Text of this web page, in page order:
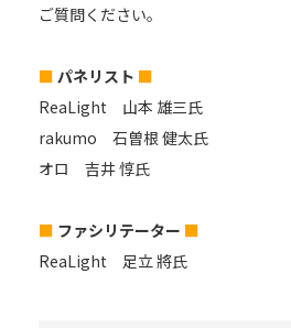
ご質問ください。
■ パネリスト ■
ReaLight 山本 雄三氏
rakumo 石曽根 健太氏
オロ 吉井 惇氏
■ ファシリテーター ■
ReaLight 足立 將氏